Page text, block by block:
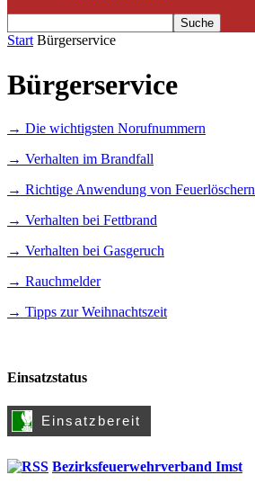
Start Bürgerservice
Bürgerservice
→ Die wichtigsten Norufnummern
→ Verhalten im Brandfall
→ Richtige Anwendung von Feuerlöschern
→ Verhalten bei Fettbrand
→ Verhalten bei Gasgeruch
→ Rauchmelder
→ Tipps zur Weihnachtszeit
Einsatzstatus
Bezirksfeuerwehrverband Imst